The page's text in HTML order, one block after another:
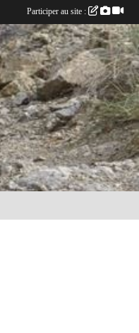
Participer au site :